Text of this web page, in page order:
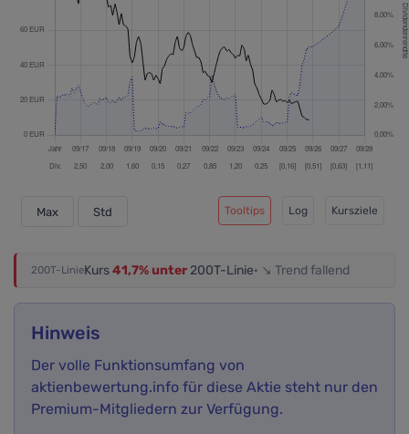
Max Std Tooltips Log Kursziele
200T-LinieKurs41,7% unter200T-Linie· ↘ Trend fallend
Hinweis
Der volle Funktionsumfang von
aktienbewertung.info für diese Aktie steht nur den
Premium-Mitgliedern zur Verfügung.